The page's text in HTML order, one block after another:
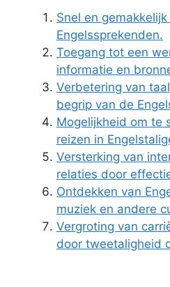
Snel en
Engelssprekenden.
Toegang tot een
informatie en
Verbetering van
begrip van de
Mogelijkheid om te
reizen in
Versterking van
relaties door
Ontdekken van
muziek en andere
Vergroting van
door tweetaligheid